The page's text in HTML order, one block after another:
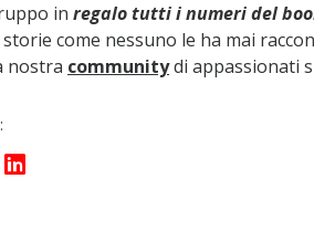
in regalo tutti i numeri del
come nessuno le ha mai
nostra communitydi appassionati